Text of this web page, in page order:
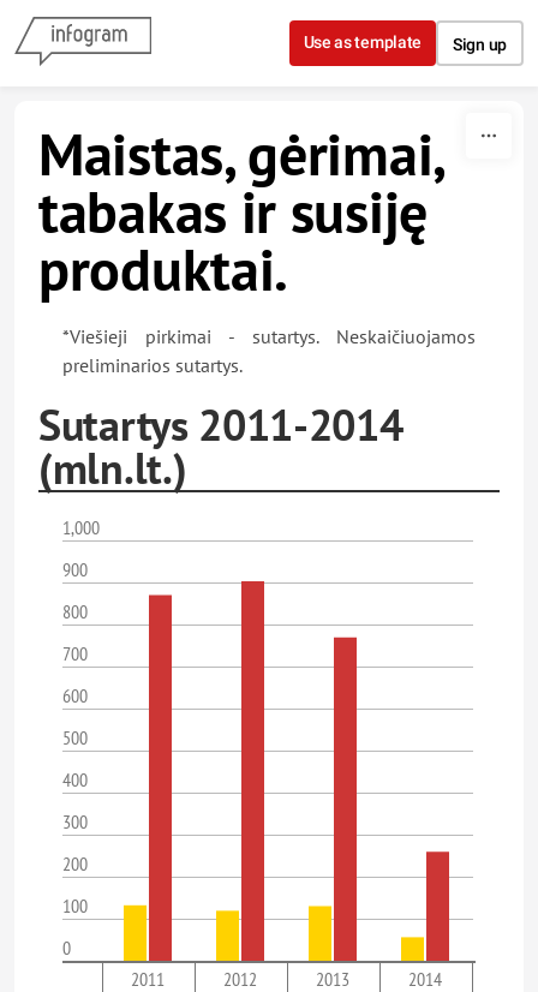
Skip to content
Use as template Sign up
Maistas, gėrimai,
tabakas ir susiję
produktai.
*Viešieji pirkimai - sutartys. Neskaičiuojamos
preliminarios sutartys.
Sutartys 2011-2014
(mln.lt.)
1,000
900
800
700
600
500
400
300
200
100
0
2011
2012 2013
2014